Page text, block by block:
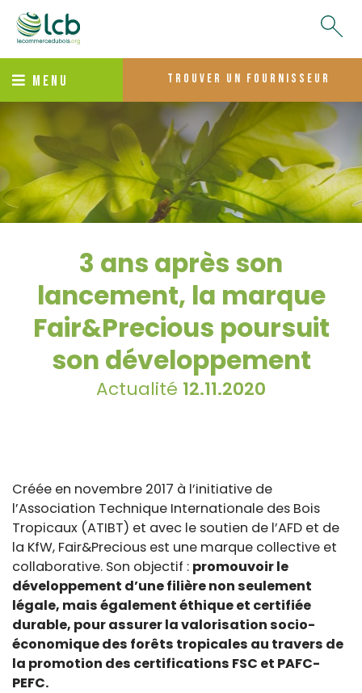
MENU trouver un fournisseur
3 ans après son
lancement, la marque
Fair&Precious poursuit
son développement
Actualité 12.11.2020
Créée en novembre 2017 à l’initiative de
l’Association Technique Internationale des Bois
Tropicaux (ATIBT) et avec le soutien de l’AFD et de
la KfW, Fair&Precious est une marque collective et
collaborative. Son objectif : promouvoir le
développement d’une filière non seulement
légale, mais également éthique et certifiée
durable, pour assurer la valorisation socio-
économique des forêts tropicales au travers de
la promotion des certifications FSC et PAFC-
PEFC.